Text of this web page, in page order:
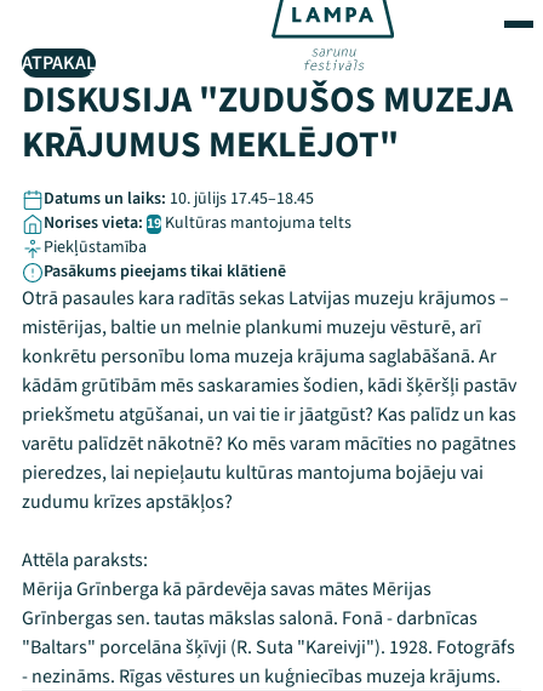
ATPAKAĻ
DISKUSIJA "ZUDUŠOS MUZEJA
KRĀJUMUS MEKLĒJOT"
Datums un laiks: 10. jūlijs 17.45–18.45
Norises vieta: 19 Kultūras mantojuma telts
Piekļūstamība
Pasākums pieejams tikai klātienē
Otrā pasaules kara radītās sekas Latvijas muzeju krājumos –
mistērijas, baltie un melnie plankumi muzeju vēsturē, arī
konkrētu personību loma muzeja krājuma saglabāšanā. Ar
kādām grūtībām mēs saskaramies šodien, kādi šķēršļi pastāv
priekšmetu atgūšanai, un vai tie ir jāatgūst? Kas palīdz un kas
varētu palīdzēt nākotnē? Ko mēs varam mācīties no pagātnes
pieredzes, lai nepieļautu kultūras mantojuma bojāeju vai
zudumu krīzes apstākļos?
Attēla paraksts:
Mērija Grīnberga kā pārdevēja savas mātes Mērijas
Grīnbergas sen. tautas mākslas salonā. Fonā - darbnīcas
"Baltars" porcelāna šķīvji (R. Suta "Kareivji"). 1928. Fotogrāfs
- nezināms. Rīgas vēstures un kuģniecības muzeja krājums.